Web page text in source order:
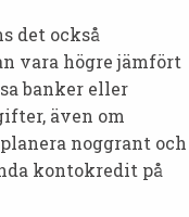
det också
vara högre jämfört
banker eller
även om
noggrant och
kontokredit på